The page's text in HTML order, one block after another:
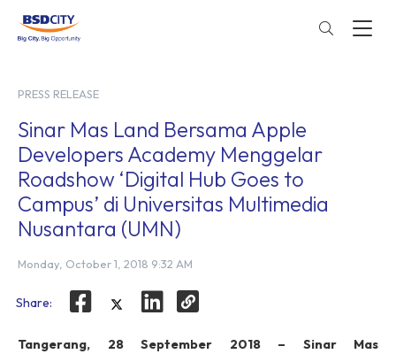
PRESS RELEASE
Sinar Mas Land Bersama Apple
Developers Academy Menggelar
Roadshow ‘Digital Hub Goes to
Campus’ di Universitas Multimedia
Nusantara (UMN)
Monday, October 1, 2018 9:32 AM
Share:
Tangerang, 28 September 2018 – Sinar Mas